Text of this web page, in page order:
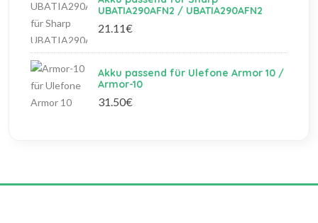
UBATIA290AFN2 / UBATIA290AFN2
21.11€
Akku passend für Ulefone Armor 10 /
Armor-10
31.50€